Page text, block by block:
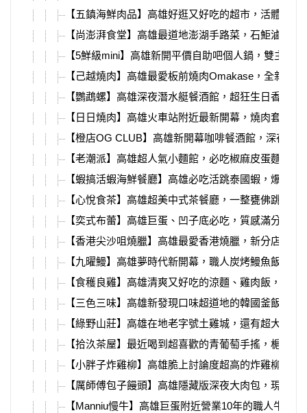
【五鎮海鮮肉品】高雄好逛又好吃的超市，活體海鮮
【尚澎湃食堂】高雄最道地澎湖手路菜，石鮔滷肉
【5鮮級mini】高雄新開平價自助吧個人鍋，雙主餐
【己越燒肉】高雄最愛板前燒肉Omakase，全新燒
【鸚鵡螺】高雄深夜潛水艇餐酒館，超狂生日香檳塔
【日日燒肉】高雄火車站附近最新開幕，燒肉套餐
【橙店OG CLUB】高雄新開幕咖啡餐酒館，深夜直
【老潮派】高雄超人氣小麵館，必吃椒麻皮蛋麵、
【蝦搞活蝦海鮮餐廳】高雄必吃活跳泰國蝦，爆漿
【心悅食茶】高雄超美中式茶餐廳，一整甕佛跳牆
【奕式布蕾】高雄巨蛋、凹子底必吃，質感滿分水
【香港尖沙咀燒臘】高雄最愛香港燒臘，新分店必
【九曜鰻】高雄夢時代新開幕，職人炭烤鰻魚飯、
【食穫良雞】高雄清爽又好吃的涼麵、雞肉飯，自製
【三色三味】高雄新發現口味超道地的韓國釜飯，小
【綠野山莊】高雄在地老字號土雞城，還有超大停
【拾汣茶屋】最近喝到超喜歡的青葡萄手搖，梔茉
【小胖子炸雞柳】高雄脆上討論度超高的炸雞柳，
【厲師傅包子饅頭】高雄隱藏版深夜大肉包，現蒸
【Manniu慢牛】高雄巨蛋附近營業10年的職人牛肉